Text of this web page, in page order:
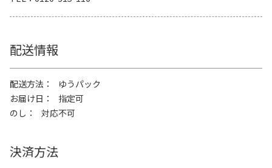
配送情報
配送方法
ゆうパック
お届け日
指定可
のし
対応不可
決済方法